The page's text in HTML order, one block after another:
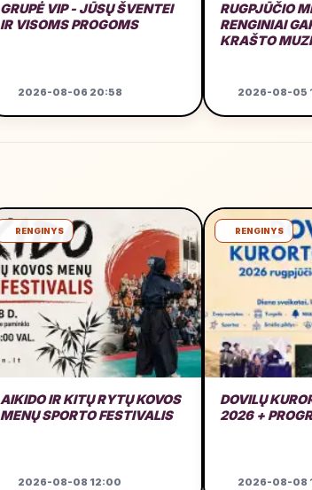
GRUPĖ VIP - JŪSŲ ŠVENTEI
IR VISOMS PROGOMS
2026-08-06 20:58
RUGPJŪČIO
RENGINIAI
KRAŠTO
2026-08-05
RENGINYS
AIKIDO IR KITŲ RYTŲ KOVOS
MENŲ SPORTO FESTIVALIS
2026-08-08 12:00
RENGINYS
DOVILŲ
2026 +
2026-08-08